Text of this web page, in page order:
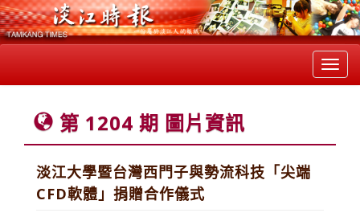
第 1204 期 圖片資訊
淡江大學暨台灣西門子與勢流科技「尖端
CFD軟體」捐贈合作儀式